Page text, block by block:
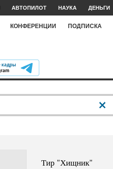
АВТОПИЛОТ НАУКА ДЕНЬГИ
КОНФЕРЕНЦИИ ПОДПИСКА
Тир "Хищник"